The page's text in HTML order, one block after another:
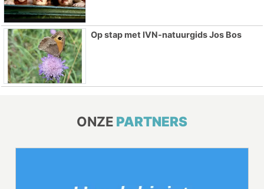
Op stap met IVN-natuurgids Jos Bos
ONZE PARTNERS